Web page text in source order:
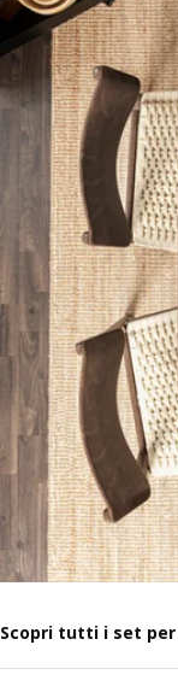
Scopri tutti i set per